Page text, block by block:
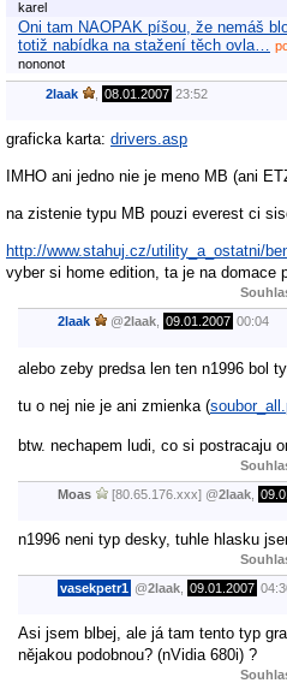
karel
Oni tam NAOPAK píšou, že nemáš
totiž nabídka na stažení těch ovla…
nononot
2laak 08.01.2007 23:52
graficka karta: drivers.asp
IMHO ani jedno nie je meno MB (ani
na zistenie typu MB pouzi everest ci
http://www.stahuj.cz/utility_a_ostatni/
vyber si home edition, ta je na domace
2laak @2laak 09.01.2007 00:04
alebo zeby predsa len ten n1996 bol
tu o nej nie je ani zmienka (
btw. nechapem ludi, co si postracaju
Moas [80.65.176.xxx] @2laak
n1996 neni typ desky, tuhle hlasku
vasekpetr1 @2laak 09.01.2007
Asi jsem blbej, ale já tam tento typ
nějakou podobnou? (nVidia 680i) ?